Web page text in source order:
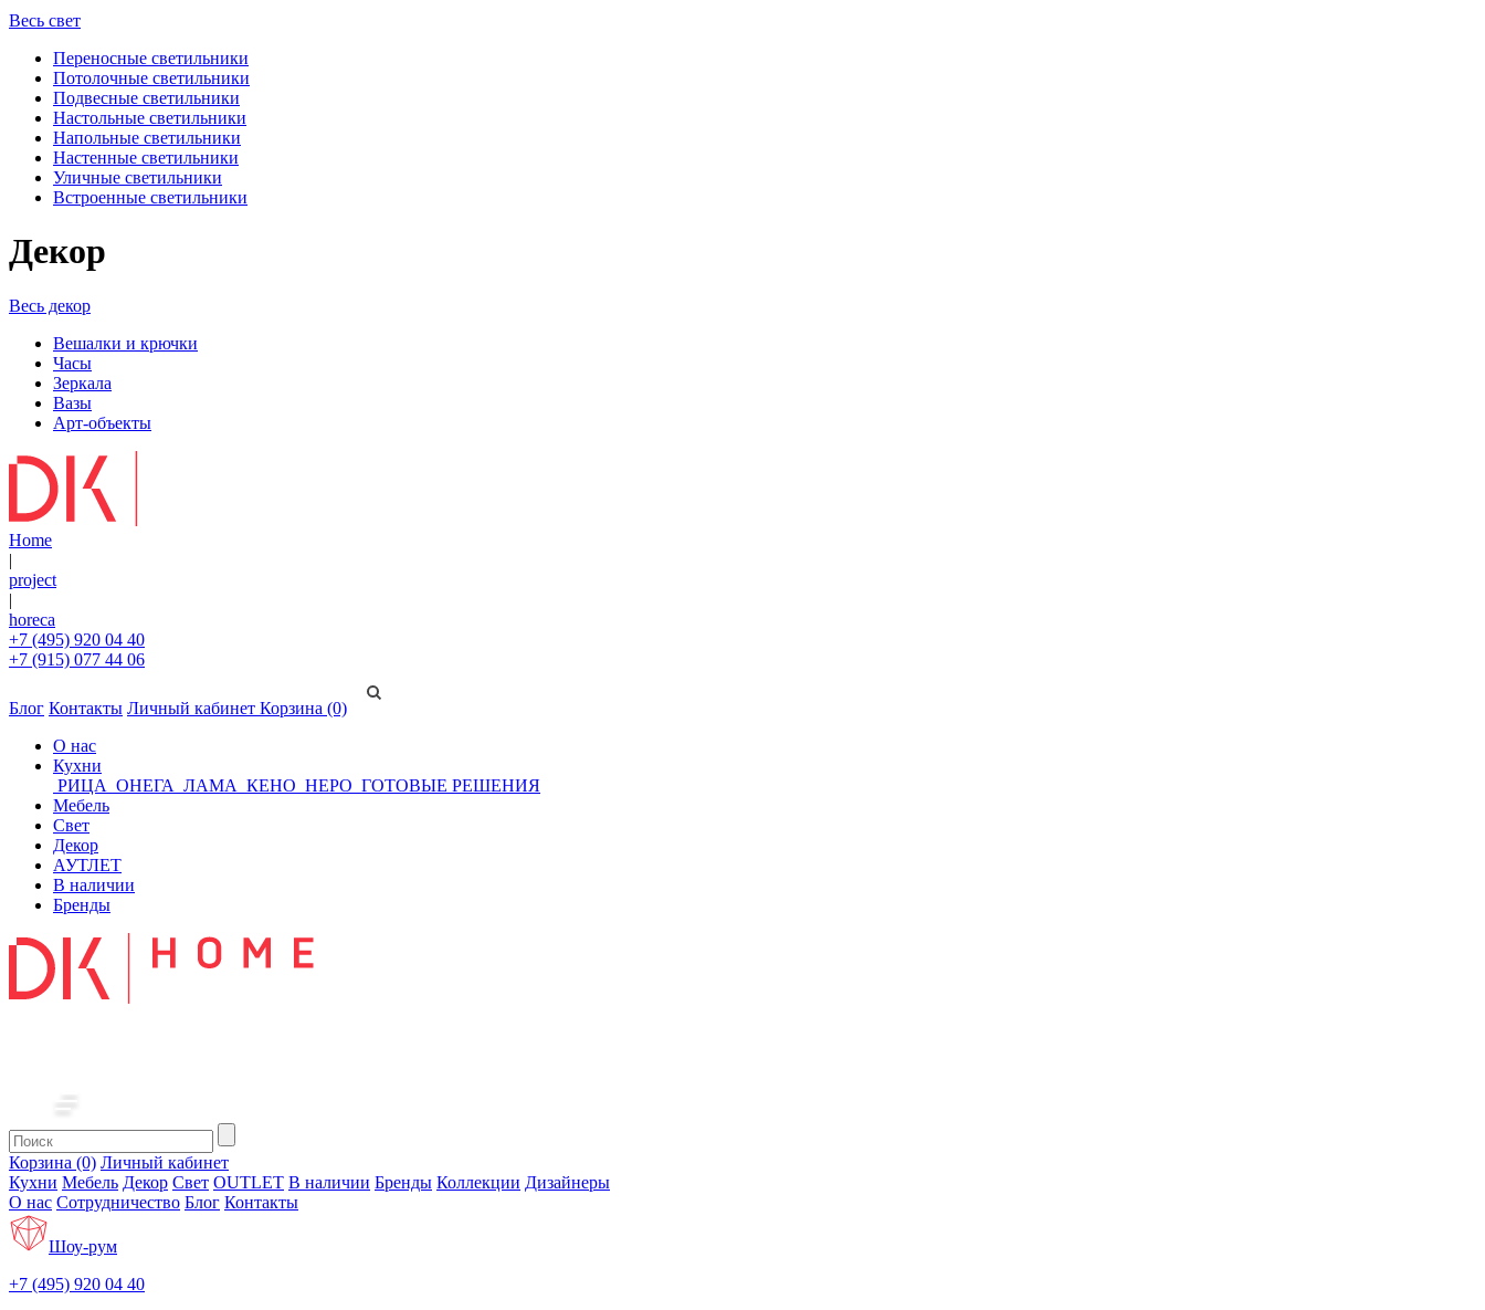
Весь свет
Переносные светильники
Потолочные светильники
Подвесные светильники
Настольные светильники
Напольные светильники
Настенные светильники
Уличные светильники
Встроенные светильники
Декор
Весь декор
Вешалки и крючки
Часы
Зеркала
Вазы
Арт-объекты
Home
|
project
|
horeca
+7 (495) 920 04 40
+7 (915) 077 44 06
Блог Контакты Личный кабинет Корзина (0)
О нас
Кухни
РИЦА ОНЕГА ЛАМА КЕНО НЕРО ГОТОВЫЕ РЕШЕНИЯ
Мебель
Свет
Декор
АУТЛЕТ
В наличии
Бренды
Корзина (0) Личный кабинет
Кухни Мебель Декор Свет OUTLET В наличии Бренды Коллекции Дизайнеры
О нас Сотрудничество Блог Контакты
Шоу-рум
+7 (495) 920 04 40